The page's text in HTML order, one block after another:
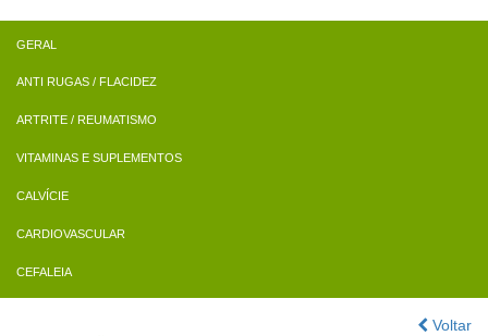
ANTI RUGAS / FLACIDEZ
ARTRITE / REUMATISMO
VITAMINAS E SUPLEMENTOS
CALVÍCIE
CARDIOVASCULAR
CEFALEIA
Voltar